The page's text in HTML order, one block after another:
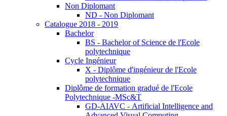
Non Diplomant
ND - Non Diplomant
Catalogue 2018 - 2019
Bachelor
BS - Bachelor of Science de l'Ecole
polytechnique
Cycle Ingénieur
X - Diplôme d'ingénieur de l'Ecole
polytechnique
Diplôme de formation gradué de l'Ecole
Polytechnique -MSc&T
GD-AIAVC - Artificial Intelligence and